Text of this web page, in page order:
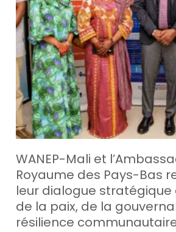
WANEP-Mali et
Royaume des Pays-Bas
leur dialogue stratégique
de la paix, de la
résilience